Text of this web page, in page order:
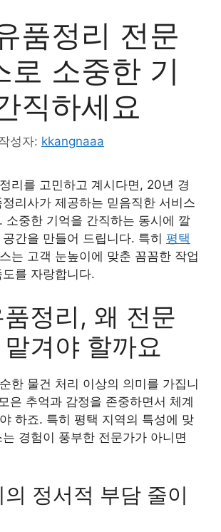
품정리 전문
로 소중한 기
직하세요
성자: kkangnaaa
리를 고민하고 계시다면, 20년 경
리사가 제공하는 믿음직한 서비스
소중한 기억을 간직하는 동시에 깔
간을 만들어 드립니다. 특히 평택
는 고객 눈높이에 맞춘 꼼꼼한 작업
를 자랑합니다.
정리, 왜 전문
겨야 할까요
한 물건 처리 이상의 의미를 가집니
은 추억과 감정을 존중하면서 체계
하죠. 특히 평택 지역의 특성에 맞
경험이 풍부한 전문가가 아니면
정서적 부담 줄이